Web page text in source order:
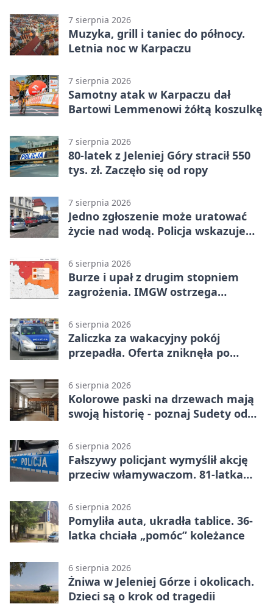
7 sierpnia 2026
Muzyka, grill i taniec do północy.
Letnia noc w Karpaczu
7 sierpnia 2026
Samotny atak w Karpaczu dał
Bartowi Lemmenowi żółtą koszulkę
7 sierpnia 2026
80-latek z Jeleniej Góry stracił 550
tys. zł. Zaczęło się od ropy
7 sierpnia 2026
Jedno zgłoszenie może uratować
życie nad wodą. Policja wskazuje
6 sierpnia 2026
Burze i upał z drugim stopniem
zagrożenia. IMGW ostrzega
6 sierpnia 2026
Zaliczka za wakacyjny pokój
przepadła. Oferta zniknęła po
6 sierpnia 2026
Kolorowe paski na drzewach mają
swoją historię - poznaj Sudety od
6 sierpnia 2026
Fałszywy policjant wymyślił akcję
przeciw włamywaczom. 81-latka
6 sierpnia 2026
Pomyliła auta, ukradła tablice. 36-
latka chciała „pomóc” koleżance
6 sierpnia 2026
Żniwa w Jeleniej Górze i okolicach.
Dzieci są o krok od tragedii